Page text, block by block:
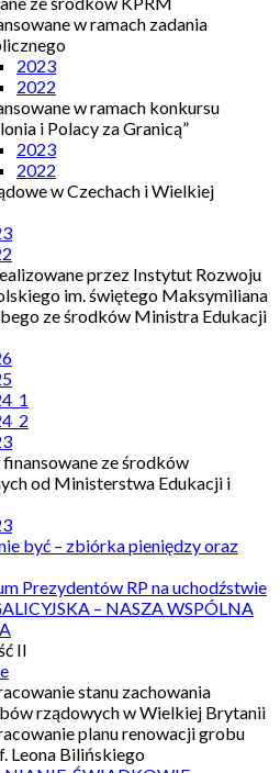
w ramach zadania
2023
2022
w ramach konkursu
i Polacy za Granicą”
2023
2022
w Czechach i Wielkiej
przez Instytut Rozwoju
im. świętego Maksymiliana
ze środków Ministra Edukacji
finansowane ze środków
od Ministerstwa Edukacji i
być – zbiórka pieniędzy oraz
Prezydentów RP na uchodźstwie
– NASZA WSPÓLNA
II
stanu zachowania
rządowych w Wielkiej Brytanii
planu renowacji grobu
Leona Bilińskiego